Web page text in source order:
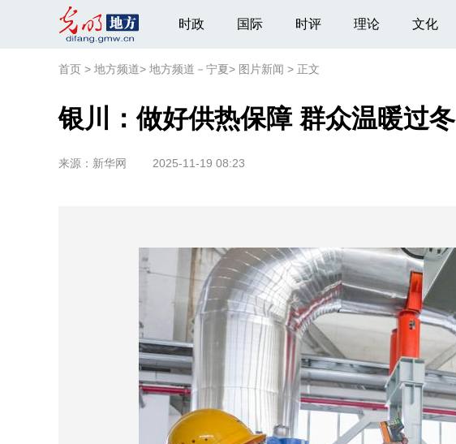
时政 国际 时评 理论 文化
首页 > 地方频道> 地方频道－宁夏> 图片新闻 > 正文
银川：做好供热保障 群众温暖过冬
来源： 新华网 2025-11-19 08:23